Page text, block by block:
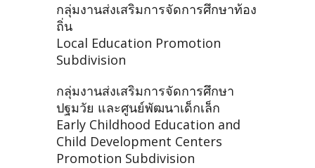
กลุ่มงานส่งเสริมการจัดการศึกษาท้อง
ถิ่น
Local Education Promotion
Subdivision
กลุ่มงานส่งเสริมการจัดการศึกษา
ปฐมวัย และศูนย์พัฒนาเด็กเล็ก
Early Childhood Education and
Child Development Centers
Promotion Subdivision